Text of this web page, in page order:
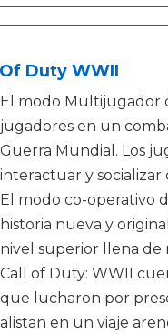
Duty WWII
El modo Multijugador
jugadores en un
Guerra Mundial. Los
interactuar y socializar
El modo co-operativo
historia nueva y
nivel superior llena de
Call of Duty: WWII
que lucharon por
alistan en un viaje